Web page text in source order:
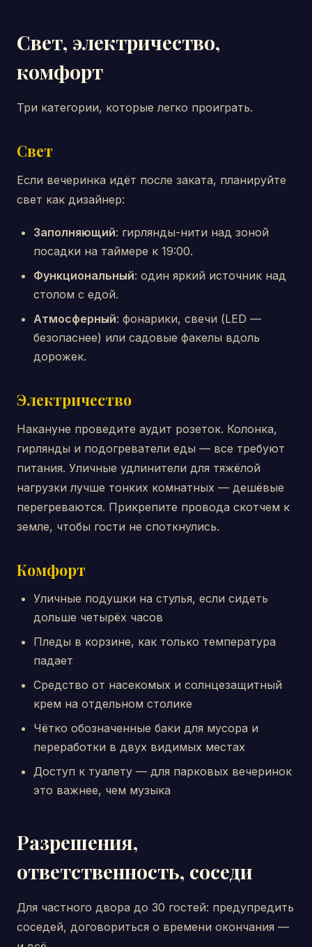
Свет, электричество,
комфорт
Три категории, которые легко проиграть.
Свет
Если вечеринка идёт после заката, планируйте
свет как дизайнер:
Заполняющий: гирлянды-нити над зоной
посадки на таймере к 19:00.
Функциональный: один яркий источник над
столом с едой.
Атмосферный: фонарики, свечи (LED —
безопаснее) или садовые факелы вдоль
дорожек.
Электричество
Накануне проведите аудит розеток. Колонка,
гирлянды и подогреватели еды — все требуют
питания. Уличные удлинители для тяжёлой
нагрузки лучше тонких комнатных — дешёвые
перегреваются. Прикрепите провода скотчем к
земле, чтобы гости не споткнулись.
Комфорт
Уличные подушки на стулья, если сидеть
дольше четырёх часов
Пледы в корзине, как только температура
падает
Средство от насекомых и солнцезащитный
крем на отдельном столике
Чётко обозначенные баки для мусора и
переработки в двух видимых местах
Доступ к туалету — для парковых вечеринок
это важнее, чем музыка
Разрешения,
ответственность, соседи
Для частного двора до 30 гостей: предупредить
соседей, договориться о времени окончания —